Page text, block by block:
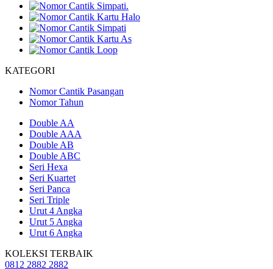
KATEGORI
Nomor Cantik Pasangan
Nomor Tahun
Double AA
Double AAA
Double AB
Double ABC
Seri Hexa
Seri Kuartet
Seri Panca
Seri Triple
Urut 4 Angka
Urut 5 Angka
Urut 6 Angka
KOLEKSI TERBAIK
0812 2882 2882